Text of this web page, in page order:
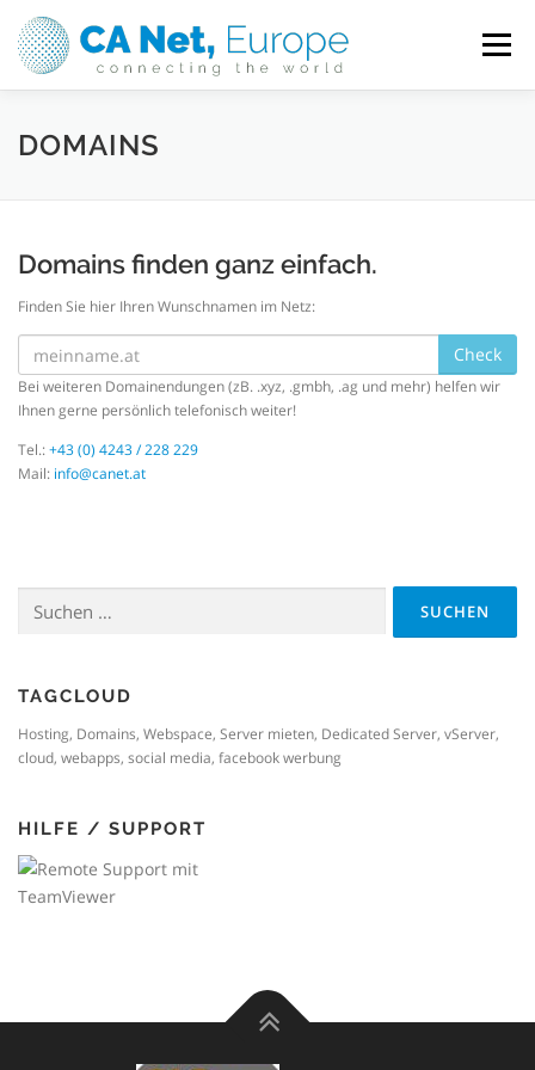
zum
Inhalt
Menü
HOME HOSTING, DOMAINS & SERVER
IMPRESSUM / DATENSCHUTZ
DOMAINS
Domains finden ganz einfach.
Finden Sie hier Ihren Wunschnamen im Netz:
Check
Bei weiteren Domainendungen (zB. .xyz, .gmbh, .ag und mehr) helfen wir
Ihnen gerne persönlich telefonisch weiter!
Tel.:+43 (0) 4243 / 228 229
Mail: info@canet.at
nach:
TAGCLOUD
Hosting, Domains, Webspace, Server mieten, Dedicated Server, vServer,
cloud, webapps, social media, facebook werbung
HILFE / SUPPORT